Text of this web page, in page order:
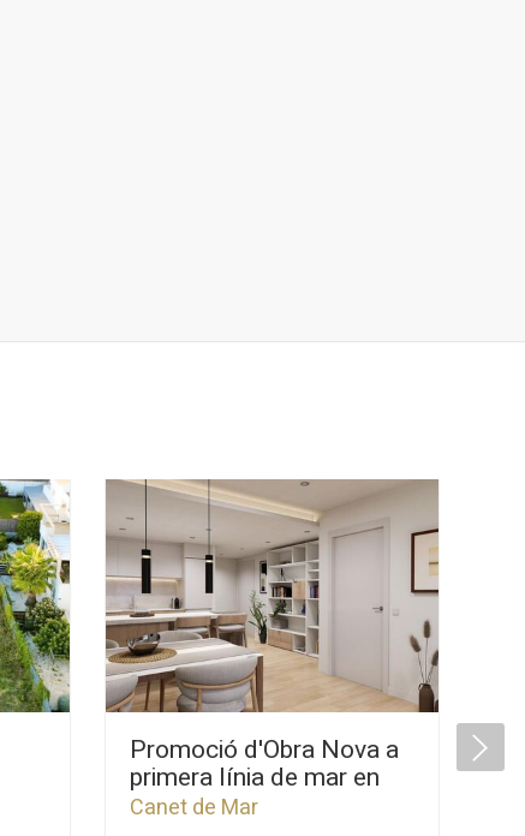
Promoció d'Obra Nova a
primera línia de mar en
venda a Canet de Mar
Canet de Mar